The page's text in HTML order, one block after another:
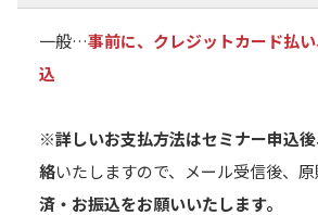
一般…事前に、クレジットカード払
込
※詳しいお支払方法はセミナー申込
絡いたしますので、メール受信後、原
済・お振込をお願いいたします。